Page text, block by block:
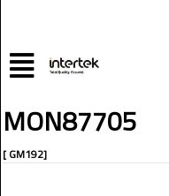
MON87705
[ GM192]